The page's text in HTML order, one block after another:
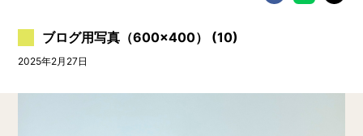
ブログ用写真（600×400） (10)
2025年2月27日